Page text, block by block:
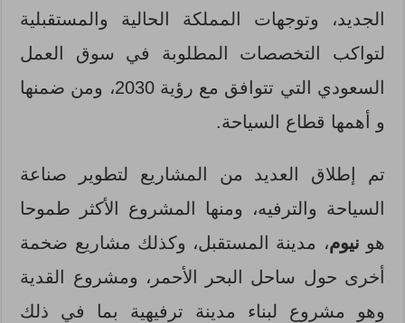
الجديد، وتوجهات المملكة الحالية والمستقبلية
لتواكب التخصصات المطلوبة في سوق العمل
السعودي التي تتوافق مع رؤية 2030، ومن ضمنها
و أهمها قطاع السياحة.
تم إطلاق العديد من المشاريع لتطوير صناعة
السياحة والترفيه، ومنها المشروع الأكثر طموحا
هو نيوم، مدينة المستقبل، وكذلك مشاريع ضخمة
أخرى حول ساحل البحر الأحمر، ومشروع القدية
وهو مشروع لبناء مدينة ترفيهية بما في ذلك